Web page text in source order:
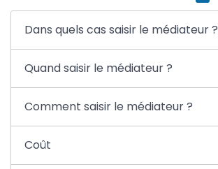
Dans quels cas saisir le médiateur ?
Quand saisir le médiateur ?
Comment saisir le médiateur ?
Coût